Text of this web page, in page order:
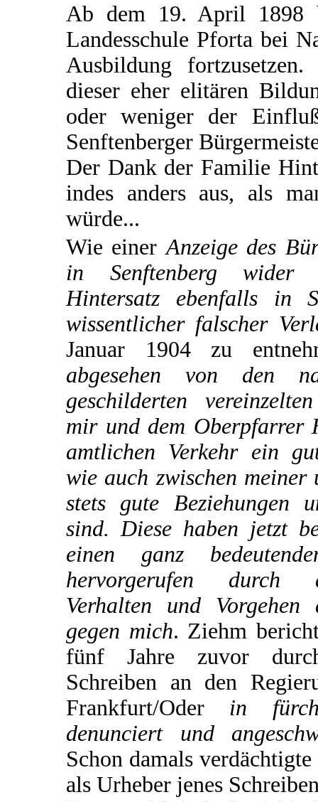
Ab dem 19. April 1898
Landesschule Pforta bei
Ausbildung
dieser eher elitären
oder weniger der
Senftenberger
Der Dank der Familie
indes anders aus, als
würde...
Wie einer Anzeige des
in Senftenberg wider
Hintersatz ebenfalls in
wissentlicher falscher
Januar 1904 zu
abgesehen von den
geschilderten
mir und dem Oberpfarrer
amtlichen Verkehr ein
wie auch zwischen
stets gute Beziehungen
sind. Diese haben jetzt
einen ganz
hervorgerufen durch
Verhalten und Vorgehen
gegen mich. Ziehm
fünf Jahre zuvor
Schreiben an den
Frankfurt/Oder in
denunciert und
Schon damals
als Urheber jenes